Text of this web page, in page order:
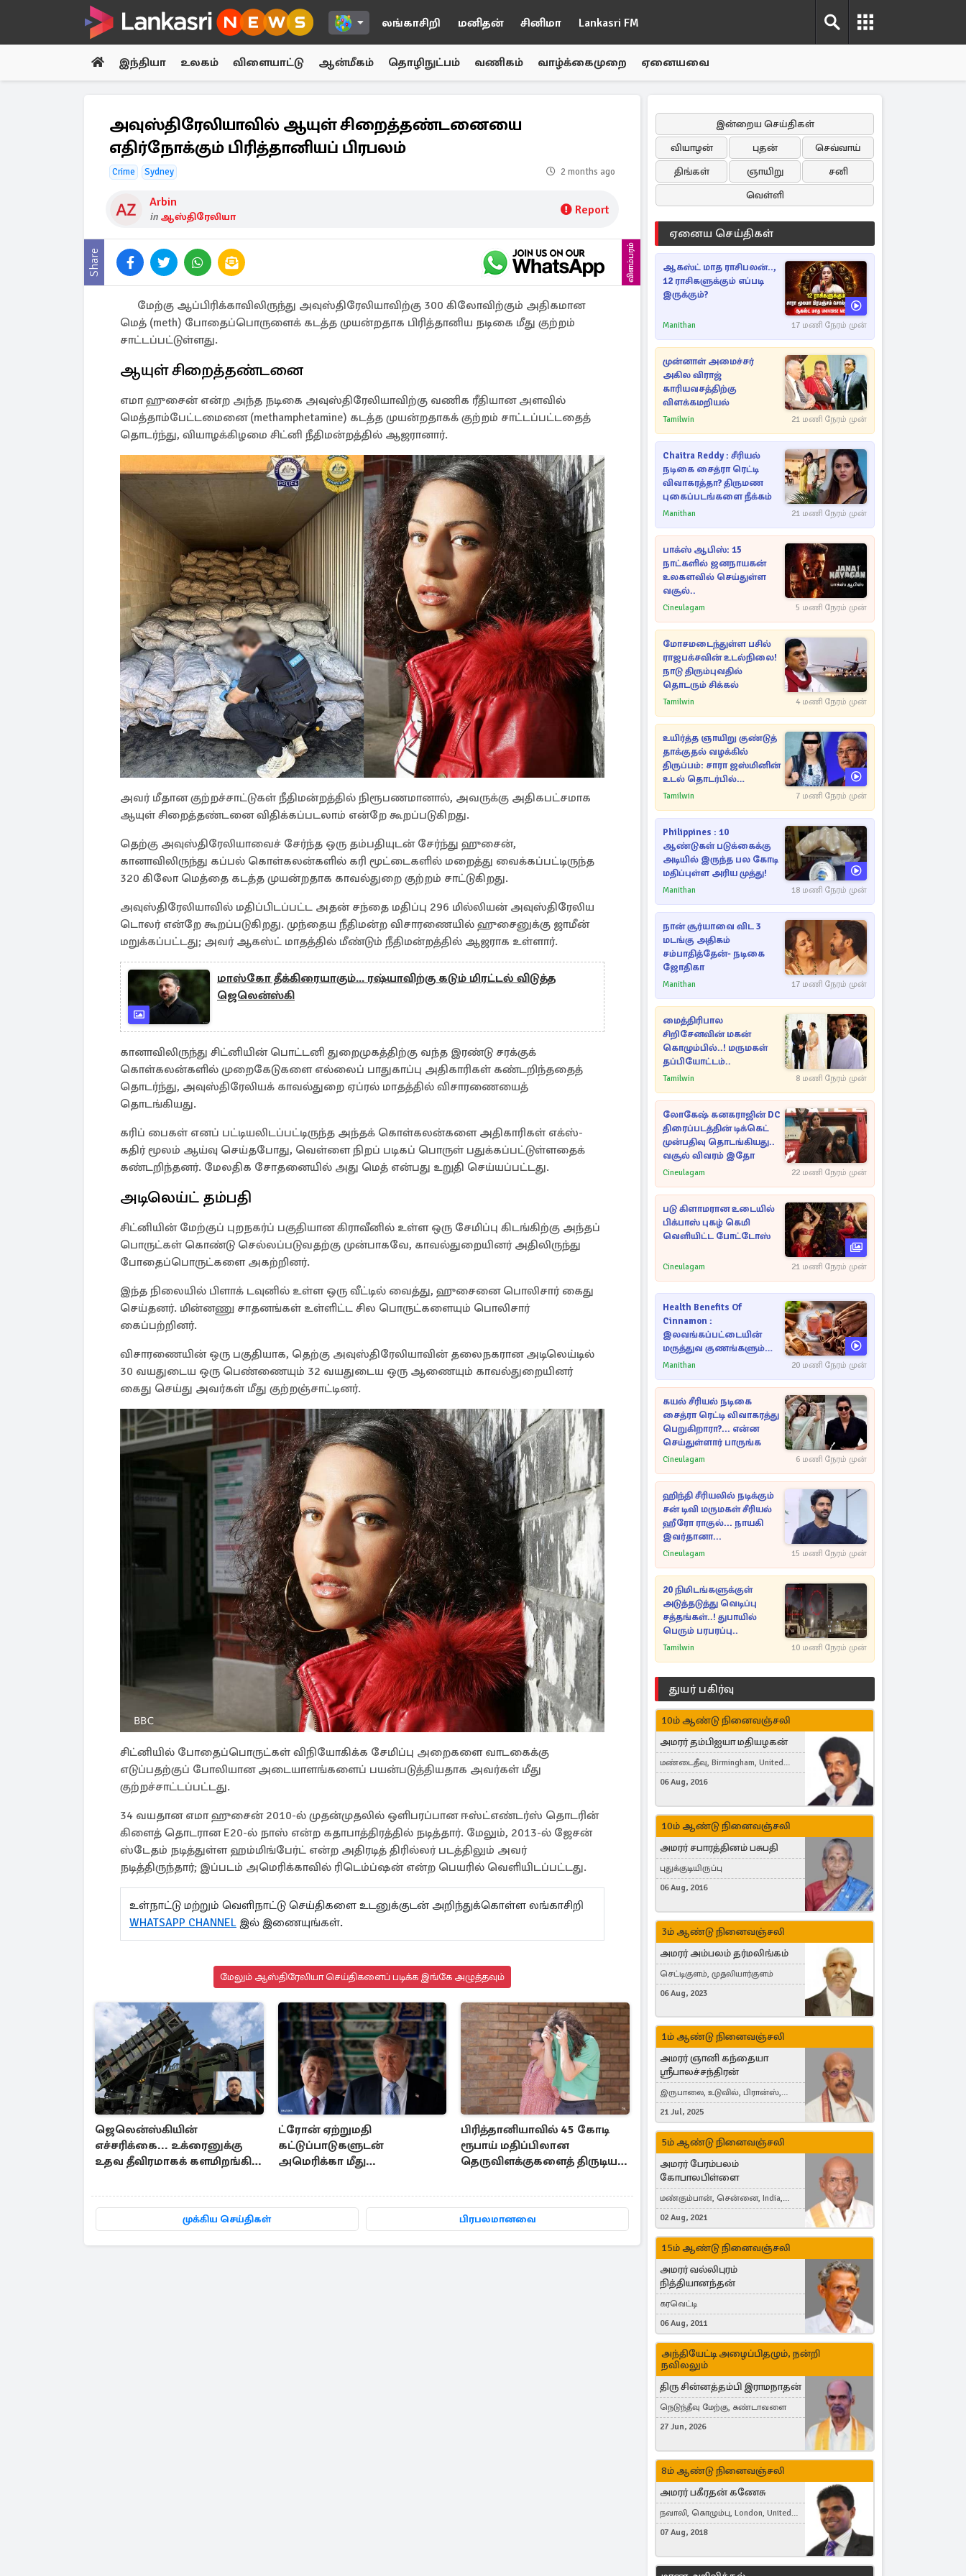
லங்காசிறி மனிதன் சினிமா Lankasri FM
இந்தியா உலகம் விளையாட்டு ஆன்மீகம் தொழிநுட்பம் வணிகம் வாழ்க்கைமுறை ஏனையவை
அவுஸ்திரேலியாவில் ஆயுள் சிறைத்தண்டனையை
எதிர்நோக்கும் பிரித்தானியப் பிரபலம்
Crime Sydney 2 months ago
Arbin
in ஆஸ்திரேலியா Report
Share விளம்பரம்
மேற்கு ஆப்பிரிக்காவிலிருந்து அவுஸ்திரேலியாவிற்கு 300 கிலோவிற்கும் அதிகமான
மெத் (meth) போதைப்பொருளைக் கடத்த முயன்றதாக பிரித்தானிய நடிகை மீது குற்றம்
சாட்டப்பட்டுள்ளது.
ஆயுள் சிறைத்தண்டனை
எமா ஹுசைன் என்ற அந்த நடிகை அவுஸ்திரேலியாவிற்கு வணிக ரீதியான அளவில்
மெத்தாம்பேட்டமைனை (methamphetamine) கடத்த முயன்றதாகக் குற்றம் சாட்டப்பட்டதைத்
தொடர்ந்து, வியாழக்கிழமை சிட்னி நீதிமன்றத்தில் ஆஜரானார்.
அவர் மீதான குற்றச்சாட்டுகள் நீதிமன்றத்தில் நிரூபணமானால், அவருக்கு அதிகபட்சமாக
ஆயுள் சிறைத்தண்டனை விதிக்கப்படலாம் என்றே கூறப்படுகிறது.
தெற்கு அவுஸ்திரேலியாவைச் சேர்ந்த ஒரு தம்பதியுடன் சேர்ந்து ஹுசைன்,
கானாவிலிருந்து கப்பல் கொள்கலன்களில் கரி மூட்டைகளில் மறைத்து வைக்கப்பட்டிருந்த
320 கிலோ மெத்தை கடத்த முயன்றதாக காவல்துறை குற்றம் சாட்டுகிறது.
அவுஸ்திரேலியாவில் மதிப்பிடப்பட்ட அதன் சந்தை மதிப்பு 296 மில்லியன் அவுஸ்திரேலிய
டொலர் என்றே கூறப்படுகிறது. முந்தைய நீதிமன்ற விசாரணையில் ஹுசைனுக்கு ஜாமீன்
மறுக்கப்பட்டது; அவர் ஆகஸ்ட் மாதத்தில் மீண்டும் நீதிமன்றத்தில் ஆஜராக உள்ளார்.
மாஸ்கோ தீக்கிரையாகும்... ரஷ்யாவிற்கு கடும் மிரட்டல் விடுத்த
ஜெலென்ஸ்கி
கானாவிலிருந்து சிட்னியின் பொட்டனி துறைமுகத்திற்கு வந்த இரண்டு சரக்குக்
கொள்கலன்களில் முறைகேடுகளை எல்லைப் பாதுகாப்பு அதிகாரிகள் கண்டறிந்ததைத்
தொடர்ந்து, அவுஸ்திரேலியக் காவல்துறை ஏப்ரல் மாதத்தில் விசாரணையைத்
தொடங்கியது.
கரிப் பைகள் எனப் பட்டியலிடப்பட்டிருந்த அந்தக் கொள்கலன்களை அதிகாரிகள் எக்ஸ்-
கதிர் மூலம் ஆய்வு செய்தபோது, ​​வெள்ளை நிறப் படிகப் பொருள் பதுக்கப்பட்டுள்ளதைக்
கண்டறிந்தனர். மேலதிக சோதனையில் அது மெத் என்பது உறுதி செய்யப்பட்டது.
அடிலெய்ட் தம்பதி
சிட்னியின் மேற்குப் புறநகர்ப் பகுதியான கிராவீனில் உள்ள ஒரு சேமிப்பு கிடங்கிற்கு அந்தப்
பொருட்கள் கொண்டு செல்லப்படுவதற்கு முன்பாகவே, காவல்துறையினர் அதிலிருந்து
போதைப்பொருட்களை அகற்றினர்.
இந்த நிலையில் பிளாக் டவுனில் உள்ள ஒரு வீட்டில் வைத்து, ஹுசைனை பொலிசார் கைது
செய்தனர். மின்னணு சாதனங்கள் உள்ளிட்ட சில பொருட்களையும் பொலிசார்
கைப்பற்றினர்.
விசாரணையின் ஒரு பகுதியாக, தெற்கு அவுஸ்திரேலியாவின் தலைநகரான அடிலெய்டில்
30 வயதுடைய ஒரு பெண்ணையும் 32 வயதுடைய ஒரு ஆணையும் காவல்துறையினர்
கைது செய்து அவர்கள் மீது குற்றஞ்சாட்டினர்.
சிட்னியில் போதைப்பொருட்கள் விநியோகிக்க சேமிப்பு அறைகளை வாடகைக்கு
எடுப்பதற்குப் போலியான அடையாளங்களைப் பயன்படுத்தியதாக அவர்கள் மீது
குற்றச்சாட்டப்பட்டது.
34 வயதான எமா ஹுசைன் 2010-ல் முதன்முதலில் ஒளிபரப்பான ஈஸ்ட்எண்டர்ஸ் தொடரின்
கிளைத் தொடரான ​​E20-ல் நாஸ் என்ற கதாபாத்திரத்தில் நடித்தார். மேலும், 2013-ல் ஜேசன்
ஸ்டேதம் நடித்துள்ள ஹம்மிங்பேர்ட் என்ற அதிரடித் திரில்லர் படத்திலும் அவர்
நடித்திருந்தார்; இப்படம் அமெரிக்காவில் ரிடெம்ப்ஷன் என்ற பெயரில் வெளியிடப்பட்டது.
உள்நாட்டு மற்றும் வெளிநாட்டு செய்திகளை உடனுக்குடன் அறிந்துக்கொள்ள லங்காசிறி
WHATSAPP CHANNEL இல் இணையுங்கள்.
மேலும் ஆஸ்திரேலியா செய்திகளைப் படிக்க இங்கே அழுத்தவும்
ஜெலென்ஸ்கியின்
எச்சரிக்கை... உக்ரைனுக்கு
உதவ தீவிரமாகக் களமிறங்கிய
ட்ரோன் ஏற்றுமதி
கட்டுப்பாடுகளுடன்
அமெரிக்கா மீது
பிரித்தானியாவில் 45 கோடி
ரூபாய் மதிப்பிலான
தெருவிளக்குகளைத் திருடிய
முக்கிய செய்திகள் பிரபலமானவை
இன்றைய செய்திகள்
வியாழன்
புதன்
செவ்வாய்
திங்கள்
ஞாயிறு
சனி
வெள்ளி
ஏனைய செய்திகள்
ஆகஸ்ட் மாத ராசிபலன்..,
12 ராசிகளுக்கும் எப்படி
இருக்கும்?
Manithan 17 மணி நேரம் முன்
முன்னாள் அமைச்சர்
அகில விராஜ்
காரியவசத்திற்கு
விளக்கமறியல்
Tamilwin 21 மணி நேரம் முன்
Chaitra Reddy : சீரியல்
நடிகை சைத்ரா ரெட்டி
விவாகரத்தா? திருமண
புகைப்படங்களை நீக்கம்
Manithan 21 மணி நேரம் முன்
பாக்ஸ் ஆபிஸ்: 15
நாட்களில் ஜனநாயகன்
உலகளவில் செய்துள்ள
வசூல்..
Cineulagam 5 மணி நேரம் முன்
மோசமடைந்துள்ள பசில்
ராஜபக்சவின் உடல்நிலை!
நாடு திரும்புவதில்
தொடரும் சிக்கல்
Tamilwin 4 மணி நேரம் முன்
உயிர்த்த ஞாயிறு குண்டுத்
தாக்குதல் வழக்கில்
திருப்பம்: சாரா ஜஸ்மினின்
உடல் தொடர்பில்
நீதிமன்றத்தில் வெளியான
Tamilwin 7 மணி நேரம் முன்
Philippines : 10
ஆண்டுகள் படுக்கைக்கு
அடியில் இருந்த பல கோடி
மதிப்புள்ள அரிய முத்து!
Manithan 18 மணி நேரம் முன்
நான் சூர்யாவை விட 3
மடங்கு அதிகம்
சம்பாதித்தேன்- நடிகை
ஜோதிகா
Manithan 17 மணி நேரம் முன்
மைத்திரிபால
சிறிசேனவின் மகன்
கொழும்பில்..! மருமகள்
தப்பியோட்டம்..
Tamilwin 8 மணி நேரம் முன்
லோகேஷ் கனகராஜின் DC
திரைப்படத்தின் டிக்கெட்
முன்பதிவு தொடங்கியது..
வசூல் விவரம் இதோ
Cineulagam 22 மணி நேரம் முன்
படு கிளாமரான உடையில்
பிக்பாஸ் புகழ் கெமி
வெளியிட்ட போட்டோஸ்
Cineulagam 21 மணி நேரம் முன்
Health Benefits Of
Cinnamon :
இலவங்கப்பட்டையின்
மருத்துவ குணங்களும்
ஆரோக்கிய
Manithan 20 மணி நேரம் முன்
கயல் சீரியல் நடிகை
சைத்ரா ரெட்டி விவாகரத்து
பெறுகிறாரா?... என்ன
செய்துள்ளார் பாருங்க
Cineulagam 6 மணி நேரம் முன்
ஹிந்தி சீரியலில் நடிக்கும்
சன் டிவி மருமகள் சீரியல்
ஹீரோ ராகுல்... நாயகி
இவர்தானா...
Cineulagam 15 மணி நேரம் முன்
20 நிமிடங்களுக்குள்
அடுத்தடுத்து வெடிப்பு
சத்தங்கள்..! துபாயில்
பெரும் பரபரப்பு..
Tamilwin 10 மணி நேரம் முன்
துயர் பகிர்வு
10ம் ஆண்டு நினைவஞ்சலி
அமரர் தம்பிஐயா மதியழகன்
மண்டைதீவு, Birmingham, United
Kingdom
06 Aug, 2016
10ம் ஆண்டு நினைவஞ்சலி
அமரர் சபாரத்தினம் பசுபதி
புதுக்குடியிருப்பு
06 Aug, 2016
3ம் ஆண்டு நினைவஞ்சலி
அமரர் அம்பலம் தர்மலிங்கம்
செட்டிகுளம், முதலியார்குளம்
06 Aug, 2023
1ம் ஆண்டு நினைவஞ்சலி
அமரர் ஞானி கந்தையா
ஸ்ரீபாலச்சந்திரன்
இருபாலை, உடுவில், பிரான்ஸ்,
France
21 Jul, 2025
5ம் ஆண்டு நினைவஞ்சலி
அமரர் பேரம்பலம்
கோபாலபிள்ளை
மண்கும்பான், சென்னை, India,
Cergy, France
02 Aug, 2021
15ம் ஆண்டு நினைவஞ்சலி
அமரர் வல்லிபுரம்
நித்தியானந்தன்
கரவெட்டி
06 Aug, 2011
அந்தியேட்டி அழைப்பிதழும், நன்றி
நவிலலும்
திரு சின்னத்தம்பி இராமநாதன்
நெடுந்தீவு மேற்கு, கண்டாவளை
27 Jun, 2026
8ம் ஆண்டு நினைவஞ்சலி
அமரர் பகீரதன் கணேசு
நவாலி, கொழும்பு, London, United
Kingdom
07 Aug, 2018